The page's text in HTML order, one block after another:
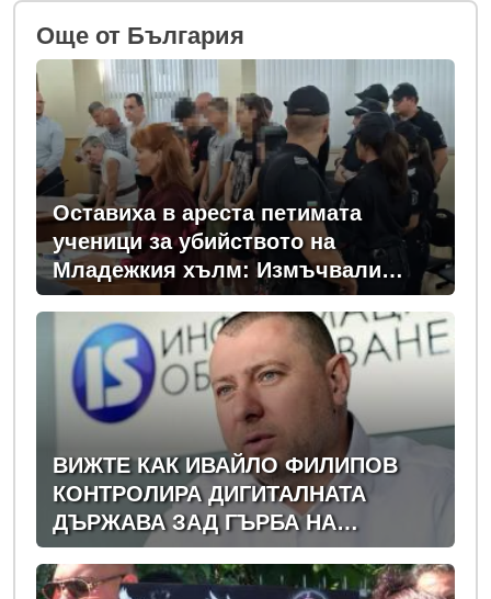
Oще от България
Оставиха в ареста петимата
ученици за убийството на
Младежкия хълм: Измъчвали
Георги час, гаврили се с него и го
обрали
ВИЖТЕ КАК ИВАЙЛО ФИЛИПОВ
КОНТРОЛИРА ДИГИТАЛНАТА
ДЪРЖАВА ЗАД ГЪРБА НА
ПРАВИТЕЛСТВОТО?
(РАЗСЛЕДВАНЕ)